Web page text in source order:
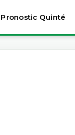
Pronostic Quinté